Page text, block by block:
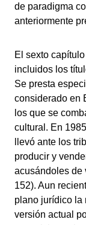
de paradigma
anteriormente
El sexto
incluidos los
Se presta
considerado en
los que se
cultural. En
llevó ante los
producir y
acusándoles de
152). Aun
plano jurídico la
versión actual